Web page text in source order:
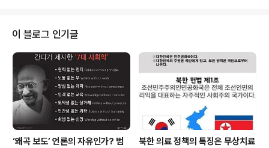
올해 서울대에 합격한 서울지역 학생의 출신 자치구를 보
면 무려 21배나 차이가 난다. 부자동네라는 강남구에는 학
생 100명당 2.1명이 서울대에 합격한데 반해 강북구는 겨
우 0.1명이 합격했다. ‘강남 3구’로 불리는 서초구가 1.5명,
송파구가 0.8명으로 상위 1~3위를 휩쓸었다. 이는 자치구
별 아파트 매매..
이 블로그 인기글
‘왜곡 보도’ 언론의 자유인가? 범
북한 의료 정책의 특징은 무상치료